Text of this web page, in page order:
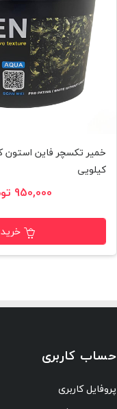
کیلویی
950,000 تومان
خرید
حساب کاربری
پروفایل کاربری